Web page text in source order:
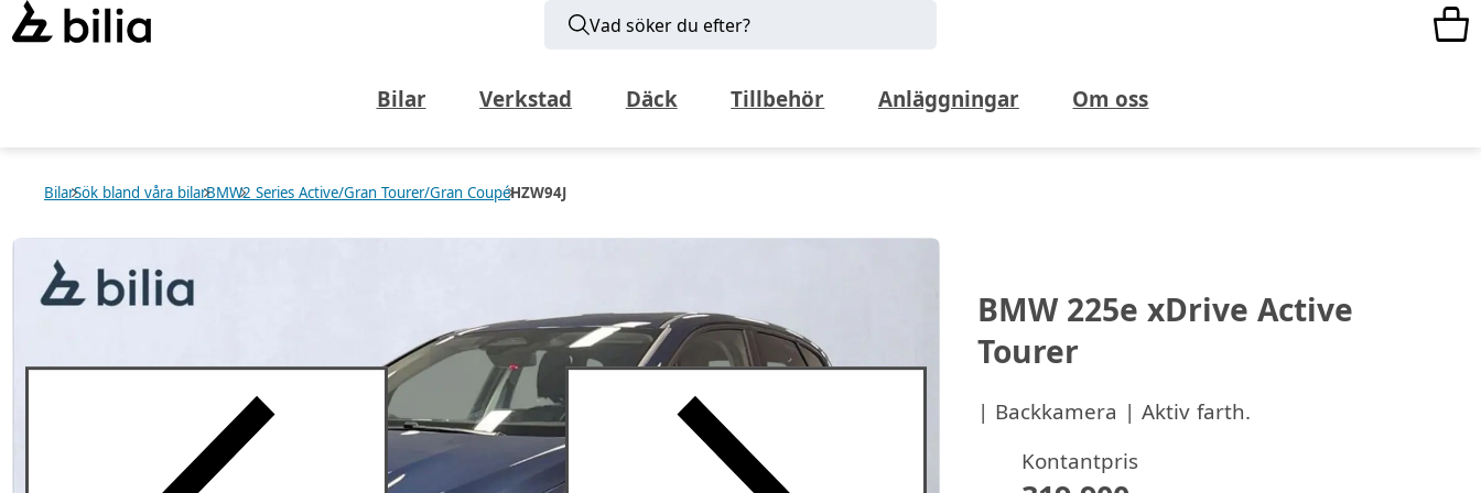
Vad söker du efter?
Bilar Verkstad Däck Tillbehör Anläggningar Om oss
BilarSök bland våra bilarBMW2 Series Active/Gran Tourer/Gran CoupéHZW94J
BMW 225e xDrive Active
Tourer
| Backkamera | Aktiv farth.
Kontantpris